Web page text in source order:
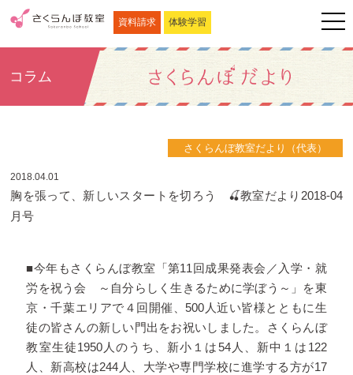
資料請求 体験学習
コラム
さくらんぼ教室だより（代表）
2018.04.01
胸を張って、新しいスタートを切ろう 🍒教室だより2018-04
月号
■今年もさくらんぼ教室「第11回成果発表会／入学・就
労を祝う会 ～自分らしく生きるために学ぼう～」を東
京・千葉エリアで４回開催、500人近い皆様とともに生
徒の皆さんの新しい門出をお祝いしました。さくらんぼ
教室生徒1950人のうち、新小１は54人、新中１は122
人、新高校は244人、大学や専門学校に進学する方が17